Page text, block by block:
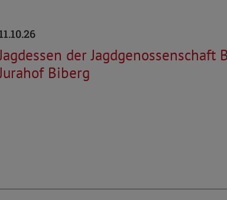
der Jagdgenossenschaft
Biberg